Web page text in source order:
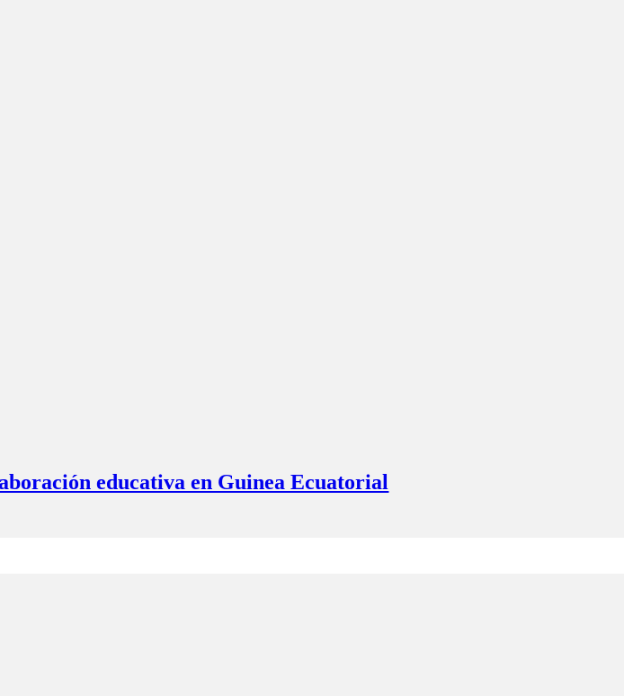
educativa en Guinea Ecuatorial